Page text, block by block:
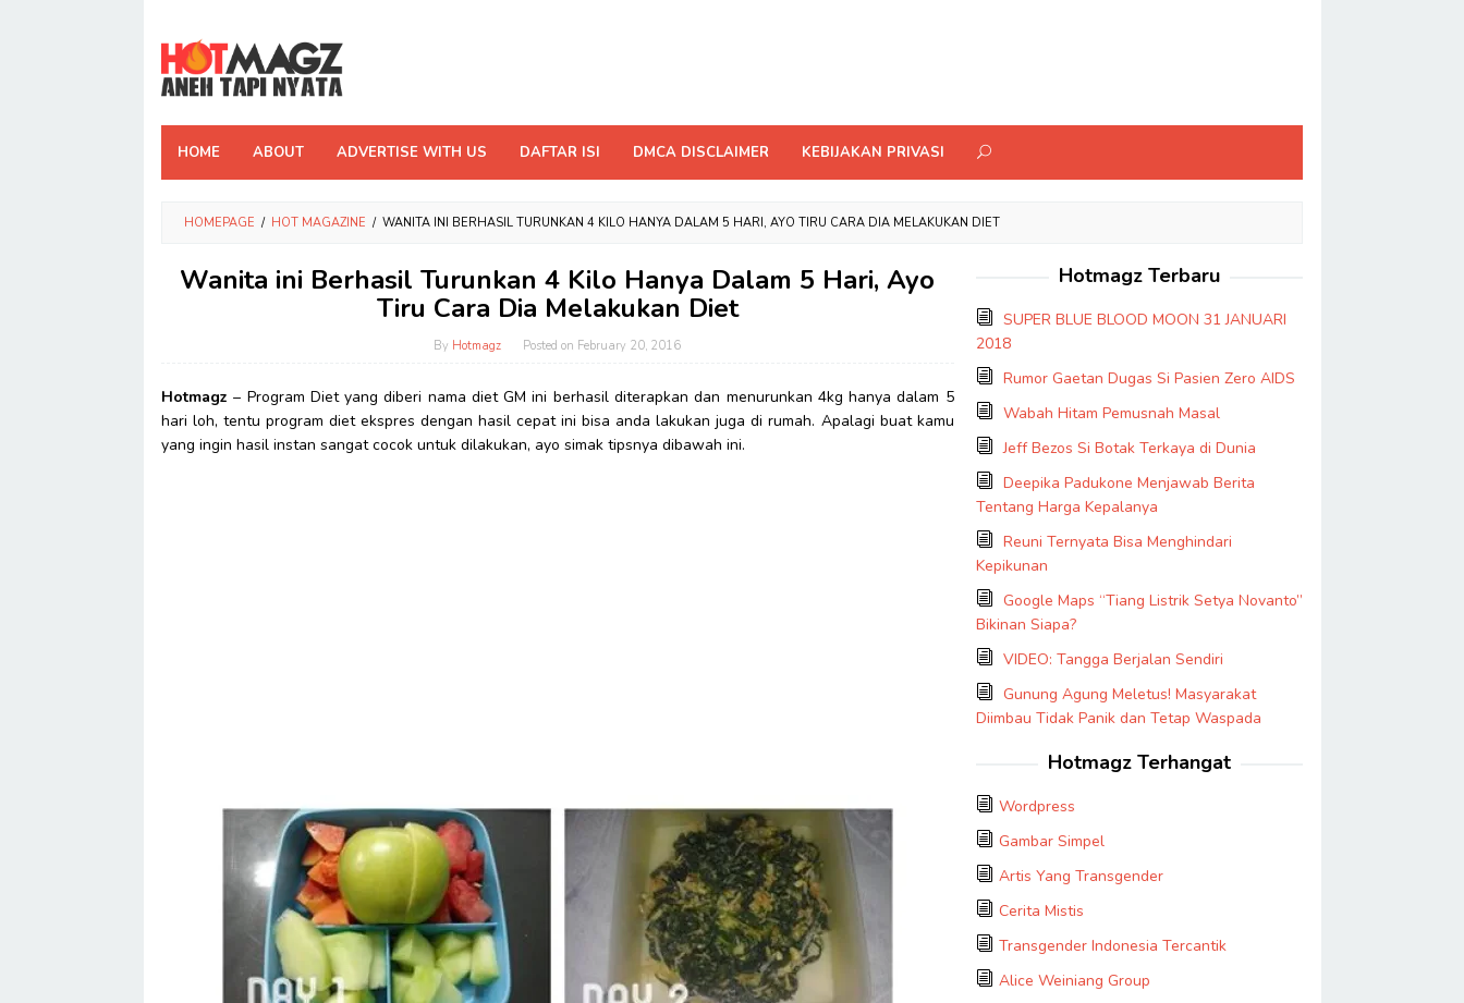
content
HOME ABOUT ADVERTISE WITH US DAFTAR ISI DMCA DISCLAIMER KEBIJAKAN PRIVASI
HOMEPAGE / HOT MAGAZINE / WANITA INI BERHASIL TURUNKAN 4 KILO HANYA DALAM 5 HARI, AYO TIRU CARA DIA MELAKUKAN DIET
Wanita ini Berhasil Turunkan 4 Kilo Hanya Dalam 5 Hari, Ayo
Tiru Cara Dia Melakukan Diet
By Hotmagz Posted on February 20, 2016
Hotmagz – Program Diet yang diberi nama diet GM ini berhasil diterapkan dan menurunkan 4kg hanya dalam 5
hari loh, tentu program diet ekspres dengan hasil cepat ini bisa anda lakukan juga di rumah. Apalagi buat kamu
yang ingin hasil instan sangat cocok untuk dilakukan, ayo simak tipsnya dibawah ini.
Hotmagz Terbaru
SUPER BLUE BLOOD MOON 31 JANUARI
2018
Rumor Gaetan Dugas Si Pasien Zero AIDS
Wabah Hitam Pemusnah Masal
Jeff Bezos Si Botak Terkaya di Dunia
Deepika Padukone Menjawab Berita
Tentang Harga Kepalanya
Reuni Ternyata Bisa Menghindari
Kepikunan
Google Maps “Tiang Listrik Setya Novanto”
Bikinan Siapa?
VIDEO: Tangga Berjalan Sendiri
Gunung Agung Meletus! Masyarakat
Diimbau Tidak Panik dan Tetap Waspada
Hotmagz Terhangat
Wordpress
Gambar Simpel
Artis Yang Transgender
Cerita Mistis
Transgender Indonesia Tercantik
Alice Weiniang Group